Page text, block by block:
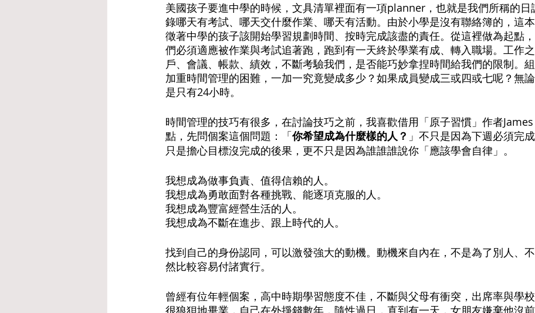
美國孩子要進中學的時候，文具清單裡面有一項planner，也就是我們所稱的日
錄哪天有考試、哪天交什麼作業、哪天有活動。由於小學是沒有聯絡簿的，這
徵著中學的孩子該開始學習規劃時間、按時完成該盡的責任。從這裡做為起點
們必須適應被作業與考試追著跑，跑到有一天終於學業有成、轉入職場。工作
戶、會議、帳款、績效，不斷考驗我們，是否能巧妙拿捏時間給我們的限制。
加重時間管理的困難，一加一究竟變成多少？如果成員變成三或四或七呢？無
是只有24小時。
時間管理的技巧有很多，在討論技巧之前，我喜歡借用「原子習慣」作者
點，先問個案這個問題：「你希望成為什麼樣的人？ 」不只是因為下週必須完
只是擔心目標沒完成的後果，更不只是因為誰誰誰說你「應該學會自律」。
我想成為做事負責、值得信賴的人。
我想成為勇敢面對各種挑戰、能逐項克服的人。
我想成為豐富經營生活的人。
我想成為不斷在進步、跟上時代的人。
找到自己的身份認同，可以激發強大的動機。動機來自內在，不是為了別人、
然比較容易付諸實行。
曾經有位年輕個案，高中時期學習態度不佳，不斷與父母有衝突，出席率與學
很狼狽地畢業，自己在外掙錢數年，隨性過日，直到有一天，女朋友嫌棄他沒